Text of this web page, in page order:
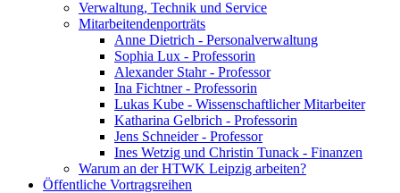
Verwaltung, Technik und Service
Mitarbeitendenporträts
Anne Dietrich - Personalverwaltung
Sophia Lux - Professorin
Alexander Stahr - Professor
Ina Fichtner - Professorin
Lukas Kube - Wissenschaftlicher Mitarbeiter
Katharina Gelbrich - Professorin
Jens Schneider - Professor
Ines Wetzig und Christin Tunack - Finanzen
Warum an der HTWK Leipzig arbeiten?
Öffentliche Vortragsreihen